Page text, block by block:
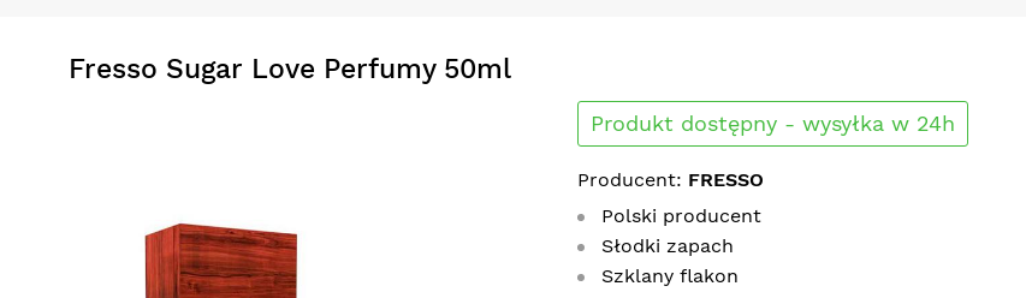
Fresso Sugar Love Perfumy 50ml
Produkt dostępny - wysyłka w 24h
Producent: FRESSO
Polski producent
Słodki zapach
Szklany flakon